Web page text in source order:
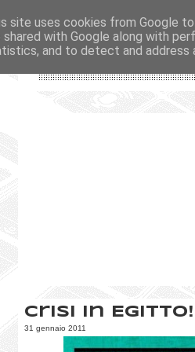
Crisi in Egitto!
31 gennaio 2011
site uses cookies from Google
shared with Google along with
and to detect and address